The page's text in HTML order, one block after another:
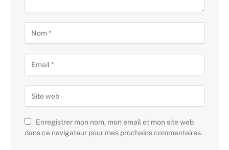
Enregistrer mon nom, mon email et mon site web
dans ce navigateur pour mes prochains commentaires.